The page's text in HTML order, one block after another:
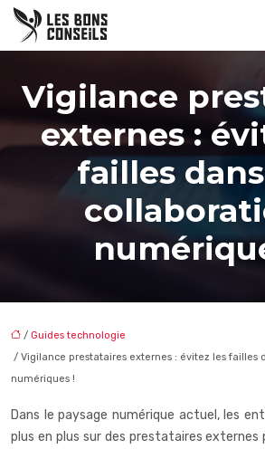
Vigilance
externes :
failles
/ Guides technologie
/ Vigilance prestataires externes : évitez les failles
numériques !
Dans le paysage numérique actuel, les
plus en plus sur des prestataires